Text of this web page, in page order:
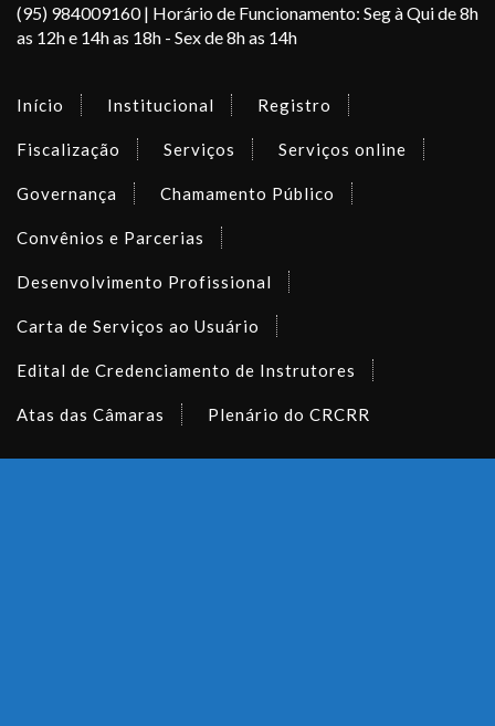
(95) 984009160 | Horário de Funcionamento: Seg à Qui de 8h
as 12h e 14h as 18h - Sex de 8h as 14h
Início Institucional Registro
Fiscalização Serviços Serviços online
Governança Chamamento Público
Convênios e Parcerias
Desenvolvimento Profissional
Carta de Serviços ao Usuário
Edital de Credenciamento de Instrutores
Atas das Câmaras Plenário do CRCRR